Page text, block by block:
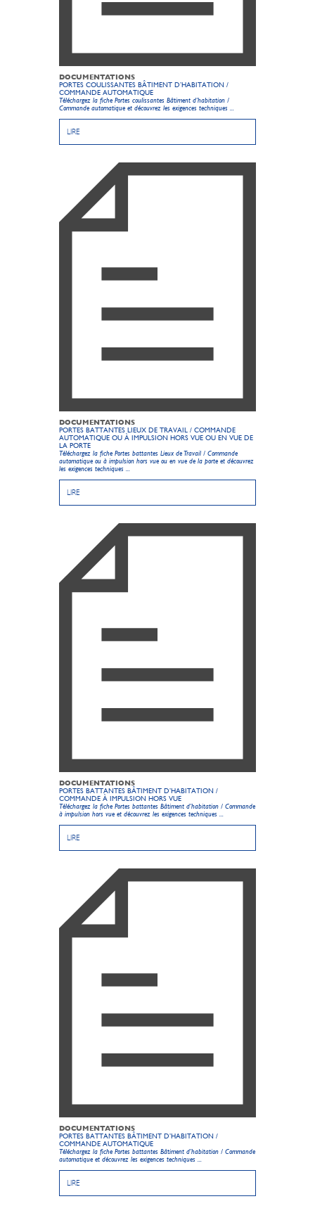
DOCUMENTATIONS
PORTES COULISSANTES BÂTIMENT D’HABITATION /
COMMANDE AUTOMATIQUE
Téléchargez la fiche Portes coulissantes Bâtiment d’habitation /
Commande automatique et découvrez les exigences techniques ...
LIRE
DOCUMENTATIONS
PORTES BATTANTES LIEUX DE TRAVAIL / COMMANDE
AUTOMATIQUE OU À IMPULSION HORS VUE OU EN VUE DE
LA PORTE
Téléchargez la fiche Portes battantes Lieux de Travail / Commande
automatique ou à impulsion hors vue ou en vue de la porte et découvrez
les exigences techniques ...
LIRE
DOCUMENTATIONS
PORTES BATTANTES BÂTIMENT D’HABITATION /
COMMANDE À IMPULSION HORS VUE
Téléchargez la fiche Portes battantes Bâtiment d’habitation / Commande
à impulsion hors vue et découvrez les exigences techniques ...
LIRE
DOCUMENTATIONS
PORTES BATTANTES BÂTIMENT D’HABITATION /
COMMANDE AUTOMATIQUE
Téléchargez la fiche Portes battantes Bâtiment d’habitation / Commande
automatique et découvrez les exigences techniques ...
LIRE